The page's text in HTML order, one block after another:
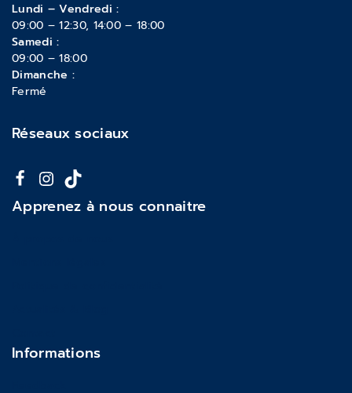
Lundi – Vendredi :
09:00 – 12:30, 14:00 – 18:00
Samedi :
09:00 – 18:00
Dimanche :
Fermé
Réseaux sociaux
Apprenez à nous connaitre
Informations